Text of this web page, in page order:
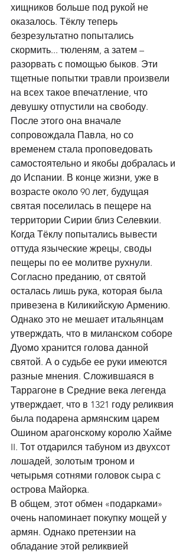
хищников больше под рукой не
оказалось. Тёклу теперь
безрезультатно попытались
скормить... тюленям, а затем –
разорвать с помощью быков. Эти
тщетные попытки травли произвели
на всех такое впечатление, что
девушку отпустили на свободу.
После этого она вначале
сопровождала Павла, но со
временем стала проповедовать
самостоятельно и якобы добралась и
до Испании. В конце жизни, уже в
возрасте около 90 лет, будущая
святая поселилась в пещере на
территории Сирии близ Селевкии.
Когда Тёклу попытались вывести
оттуда языческие жрецы, своды
пещеры по ее молитве рухнули.
Согласно преданию, от святой
осталась лишь рука, которая была
привезена в Киликийскую Армению.
Однако это не мешает итальянцам
утверждать, что в миланском соборе
Дуомо хранится голова данной
святой. А о судьбе ее руки имеются
разные мнения. Сложившаяся в
Таррагоне в Средние века легенда
утверждает, что в 1321 году реликвия
была подарена армянским царем
Ошином арагонскому королю Хайме
II. Тот отдарился табуном из двухсот
лошадей, золотым троном и
четырьмя сотнями головок сыра с
острова Майорка.
В общем, этот обмен «подарками»
очень напоминает покупку мощей у
армян. Однако претензии на
обладание этой реликвией